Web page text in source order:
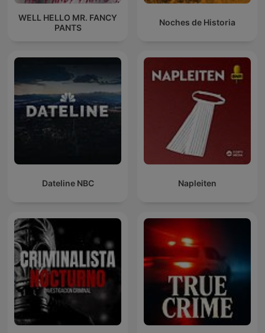
WELL HELLO MR. FANCY
PANTS
Noches de Historia
Dateline NBC Napleiten